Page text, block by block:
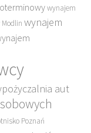
wynajem
wynajem
aut
Poznań